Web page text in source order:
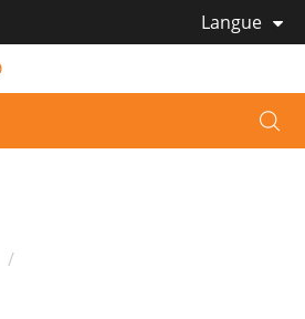
Langue